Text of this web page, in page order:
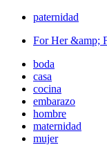
paternidad
For Her &amp;
boda
casa
cocina
embarazo
hombre
maternidad
mujer